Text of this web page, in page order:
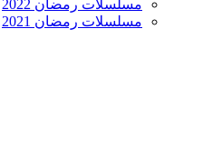
مسلسلات رمضان 2022
مسلسلات رمضان 2021